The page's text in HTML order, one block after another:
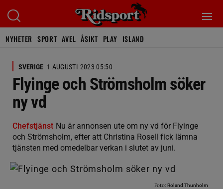
NYHETER SPORT AVEL ÅSIKT PLAY ISLAND
SVERIGE 1 AUGUSTI 2023 05:50
Flyinge och Strömsholm söker
ny vd
Chefstjänst Nu är annonsen ute om ny vd för Flyinge
och Strömsholm, efter att Christina Rosell fick lämna
tjänsten med omedelbar verkan i slutet av juni.
Foto: Roland Thunholm